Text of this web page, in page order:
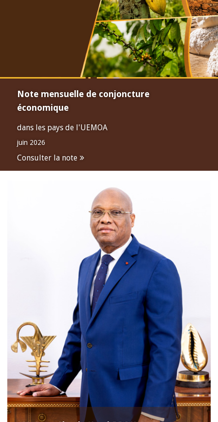
Note mensuelle de conjoncture
économique
dans les pays de l'UEMOA
juin 2026
Consulter la note